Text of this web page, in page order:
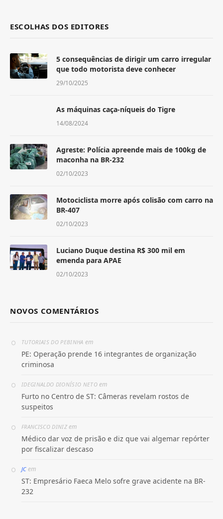
ESCOLHAS DOS EDITORES
5 consequências de dirigir um carro irregular
que todo motorista deve conhecer
29/10/2025
As máquinas caça-níqueis do Tigre
14/08/2024
Agreste: Polícia apreende mais de 100kg de
maconha na BR-232
02/10/2023
Motociclista morre após colisão com carro na
BR-407
02/10/2023
Luciano Duque destina R$ 300 mil em
emenda para APAE
02/10/2023
NOVOS COMENTÁRIOS
TUTORIAIS DO PEBINHA em
PE: Operação prende 16 integrantes de organização
criminosa
IDEGINALDO DIONÍSIO NETOem
Furto no Centro de ST: Câmeras revelam rostos de
suspeitos
FRANCISCO DINIZem
Médico dar voz de prisão e diz que vai algemar repórter
por fiscalizar descaso
JCem
ST: Empresário Faeca Melo sofre grave acidente na BR-
232